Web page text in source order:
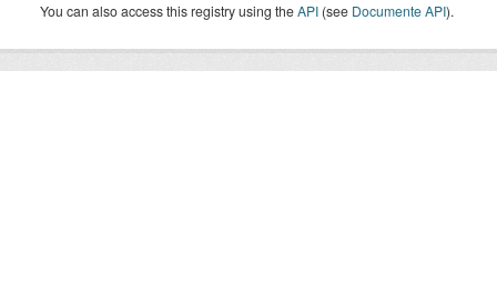
You can also access this registry using theAPI (see Documente API).